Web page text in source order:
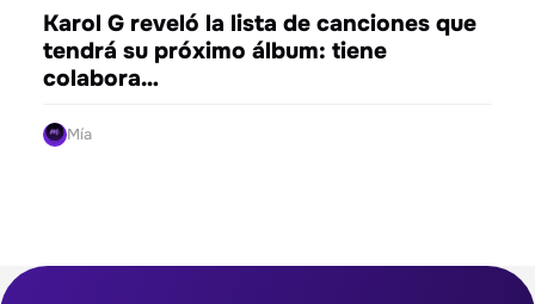
ENTRETENIMIENTO
Karol G reveló la lista de canciones que
tendrá su próximo álbum: tiene
colabora…
Mía